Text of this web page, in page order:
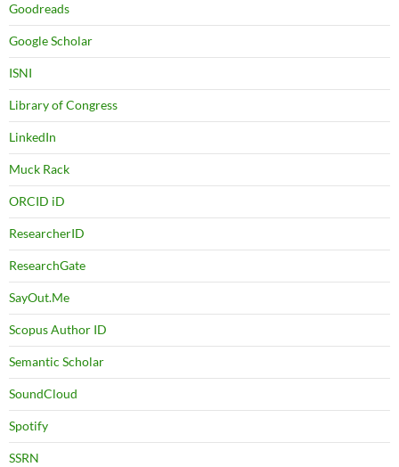
Goodreads
Google Scholar
ISNI
Library of Congress
LinkedIn
Muck Rack
ORCID iD
ResearcherID
ResearchGate
SayOut.Me
Scopus Author ID
Semantic Scholar
SoundCloud
Spotify
SSRN